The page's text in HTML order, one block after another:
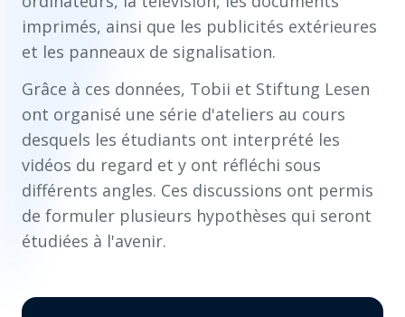
imprimés, ainsi que les publicités extérieures
et les panneaux de signalisation.
Grâce à ces données, Tobii et Stiftung Lesen
ont organisé une série d'ateliers au cours
desquels les étudiants ont interprété les
vidéos du regard et y ont réfléchi sous
différents angles. Ces discussions ont permis
de formuler plusieurs hypothèses qui seront
étudiées à l'avenir.